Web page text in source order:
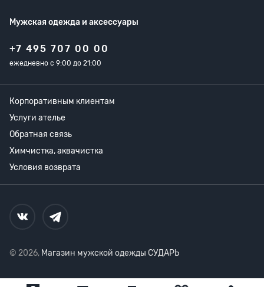
Мужская одежда и аксессуары
+7 495 707 00 00
ежедневно с 9:00 до 21:00
Корпоративным клиентам
Услуги ателье
Обратная связь
Химчистка, аквачистка
Условия возврата
© 2026, Магазин мужской одежды СУДАРЬ